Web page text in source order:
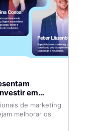
em
eficiência
de marketing
melhorar os